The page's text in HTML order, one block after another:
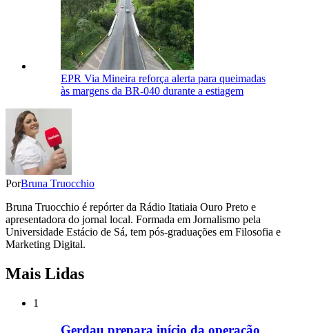
EPR Via Mineira reforça alerta para queimadas
às margens da BR-040 durante a estiagem
PorBruna Truocchio
Bruna Truocchio é repórter da Rádio Itatiaia Ouro Preto e
apresentadora do jornal local. Formada em Jornalismo pela
Universidade Estácio de Sá, tem pós-graduações em Filosofia e
Marketing Digital.
Mais Lidas
1
Gerdau prepara início da operação